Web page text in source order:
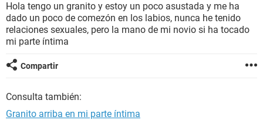
BIENESTAR
SEXUALIDAD
GLOSARIO
Hola tengo un granito y estoy un poco asustada y me ha
dado un poco de comezón en los labios, nunca he tenido
relaciones sexuales, pero la mano de mi novio si ha tocado
mi parte íntima
Compartir
Consulta también:
Granito arriba en mi parte íntima